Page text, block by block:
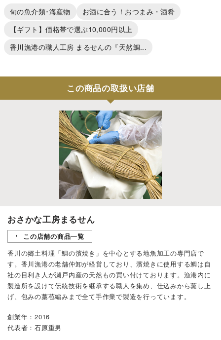
旬の魚介類･海産物
お酒に合う！おつまみ・酒肴
【ギフト】価格帯で選ぶ10,000円以上
香川漁港の職人工房 まるせんの『天然鯛...
この商品の取扱い店舗
おさかな工房まるせん
この店舗の商品一覧
香川の郷土料理「鯛の濱焼き」を中心とする地魚加工の専門店で
す。香川漁港の老舗仲卸が経営しており、濱焼きに使用する鯛は自
社の目利き人が瀬戸内産の天然もの買い付けております。漁港内に
製造所を設けて伝統技術を継承する職人を集め、仕込みから蒸し上
げ、包みの藁苞編みまで全て手作業で製造を行っています。
創業年：2016
代表者：石原重男